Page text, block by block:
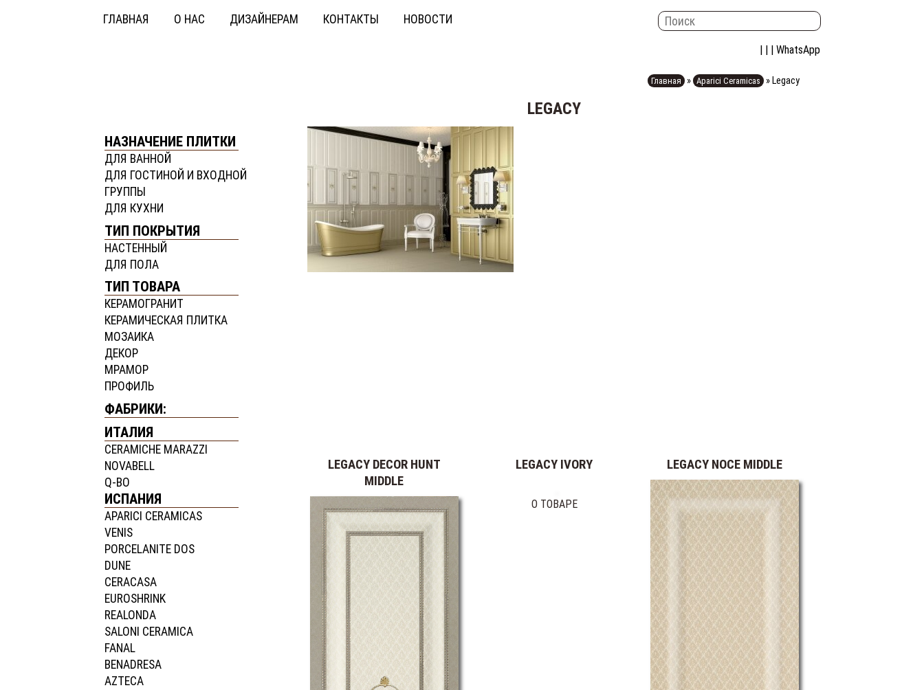
ГЛАВНАЯ О НАС ДИЗАЙНЕРАМ КОНТАКТЫ НОВОСТИ
| | | WhatsApp
НАЗНАЧЕНИЕ ПЛИТКИ
ДЛЯ ВАННОЙ
ДЛЯ ГОСТИНОЙ И ВХОДНОЙ
ГРУППЫ
ДЛЯ КУХНИ
ТИП ПОКРЫТИЯ
НАСТЕННЫЙ
ДЛЯ ПОЛА
ТИП ТОВАРА
КЕРАМОГРАНИТ
КЕРАМИЧЕСКАЯ ПЛИТКА
МОЗАИКА
ДЕКОР
МРАМОР
ПРОФИЛЬ
ФАБРИКИ:
ИТАЛИЯ
CERAMICHE MARAZZI
NOVABELL
Q-BO
ИСПАНИЯ
APARICI CERAMICAS
VENIS
PORCELANITE DOS
DUNE
CERACASA
EUROSHRINK
REALONDA
SALONI CERAMICA
FANAL
BENADRESA
AZTECA
Главная » Aparici Ceramicas » Legacy
LEGACY
LEGACY DECOR HUNT
MIDDLE
LEGACY IVORY
О ТОВАРЕ
LEGACY NOCE MIDDLE